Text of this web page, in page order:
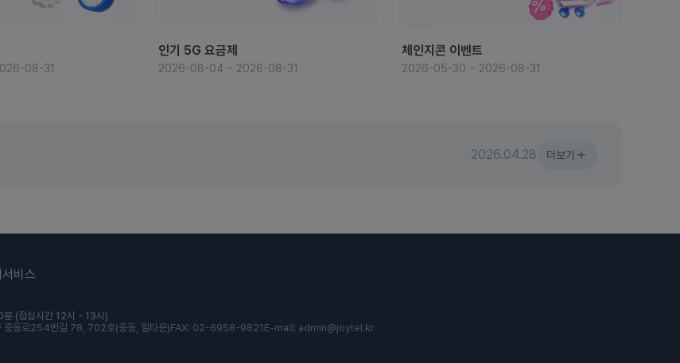
08-31
인기 5G 요금제
2026-08-04 ~ 2026-08-31
체인지콘 이벤트
2026-05-30 ~ 2026-08-31
2026.04.28 더보기
비스
(점심시간 12시 - 13시)
중동로254번길 78, 702호(중동, 필타운)FAX: 02-6958-9821 E-mail: admin@joytel.kr